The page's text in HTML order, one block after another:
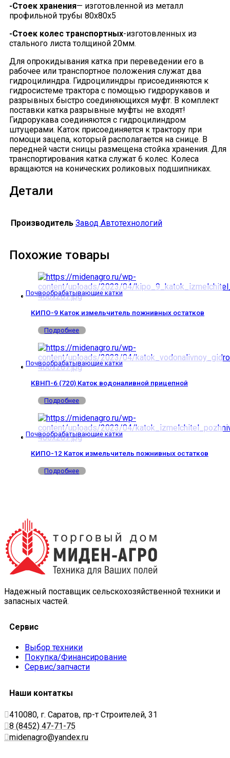
-Стоек хранения— изготовленной из металл
профильной трубы 80х80х5
-Стоек колес транспортных-изготовленных из
стального листа толщиной 20мм.
Для опрокидывания катка при переведении его в
рабочее или транспортное положения служат два
гидроцилиндра. Гидроцилиндры присоединяются к
гидросистеме трактора с помощью гидрорукавов и
разрывных быстро соединяющихся муфт. В комплект
поставки катка разрывные муфты не входят!
Гидрорукава соединяются с гидроцилиндром
штуцерами. Каток присоединяется к трактору при
помощи зацепа, который располагается на снице. В
передней части сницы размещена стойка хранения. Для
транспортирования катка служат 6 колес. Колеса
вращаются на конических роликовых подшипниках.
Детали
Производитель Завод Автотехнологий
Похожие товары
Почвообрабатывающие катки
КИПО-9 Каток измельчитель пожнивных остатков
Подробнее
Почвообрабатывающие катки
КВНП-6 (720) Каток водоналивной прицепной
Подробнее
Почвообрабатывающие катки
КИПО-12 Каток измельчитель пожнивных остатков
Подробнее
Надежный поставщик сельскохозяйственной техники и
запасных частей.
Сервис
Выбор техники
Покупка/Финансирование
Сервис/запчасти
Наши контаткы
410080, г. Саратов, пр-т Строителей, 31
8 (8452) 47-71-75
midenagro@yandex.ru